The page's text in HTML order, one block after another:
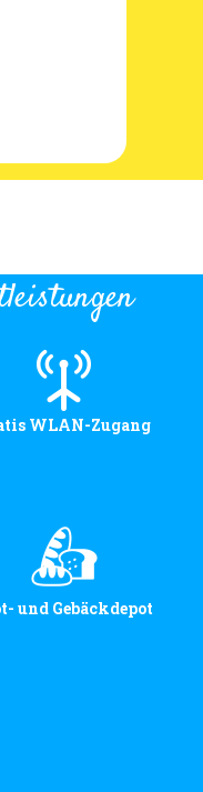
WLAN-Zugang
und Gebäckdepot